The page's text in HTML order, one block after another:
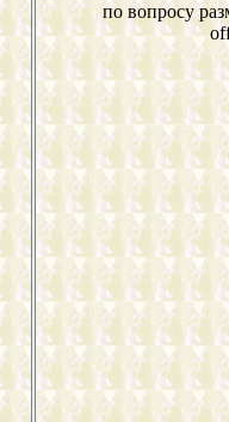
по вопросу